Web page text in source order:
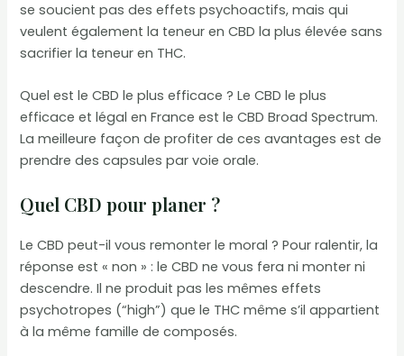
se soucient pas des effets psychoactifs, mais qui
veulent également la teneur en CBD la plus élevée sans
sacrifier la teneur en THC.
Quel est le CBD le plus efficace ? Le CBD le plus
efficace et légal en France est le CBD Broad Spectrum.
La meilleure façon de profiter de ces avantages est de
prendre des capsules par voie orale.
Quel CBD pour planer ?
Le CBD peut-il vous remonter le moral ? Pour ralentir, la
réponse est « non » : le CBD ne vous fera ni monter ni
descendre. Il ne produit pas les mêmes effets
psychotropes (“high”) que le THC même s’il appartient
à la même famille de composés.